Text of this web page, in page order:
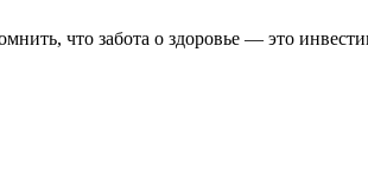
что забота о здоровье — это